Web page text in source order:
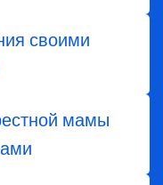
своими
мамы